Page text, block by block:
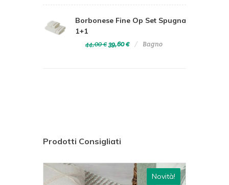
Borbonese Fine Op Set Spugna
1+1
44,00 €39,60 € Bagno
Prodotti Consigliati
Novità!